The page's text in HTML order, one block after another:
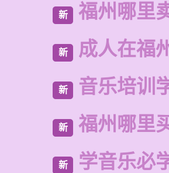
新 福州哪里
新 成人在福
新 音乐培训
新 福州哪里
新 学音乐必